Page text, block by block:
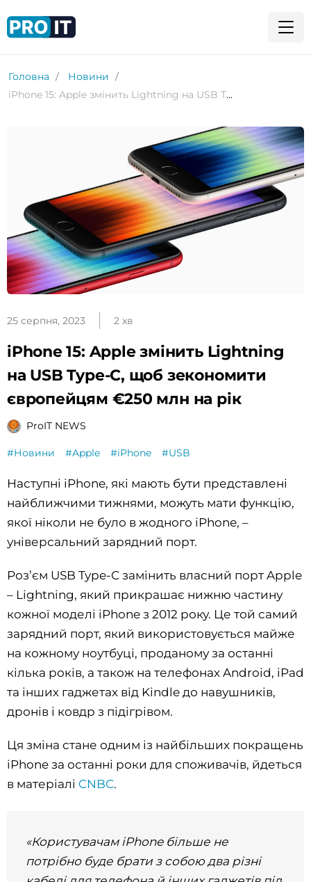
Головна
Новини
iPhone 15: Apple змінить Lightning на USB Type-C, щоб зекономити європейцям €250 млн на рік
25 серпня, 2023 2 хв
iPhone 15: Apple змінить Lightning
на USB Type-C, щоб зекономити
європейцям €250 млн на рік
ProIT NEWS
#Новини #Apple #iPhone #USB
Наступні iPhone, які мають бути представлені
найближчими тижнями, можуть мати функцію,
якої ніколи не було в жодного iPhone, –
універсальний зарядний порт.
Роз’єм USB Type-C замінить власний порт Apple
– Lightning, який прикрашає нижню частину
кожної моделі iPhone з 2012 року. Це той самий
зарядний порт, який використовується майже
на кожному ноутбуці, проданому за останні
кілька років, а також на телефонах Android, iPad
та інших гаджетах від Kindle до навушників,
дронів і ковдр з підігрівом.
Ця зміна стане одним із найбільших покращень
iPhone за останні роки для споживачів, йдеться
в матеріалі CNBC.
«Користувачам iPhone більше не
потрібно буде брати з собою два різні